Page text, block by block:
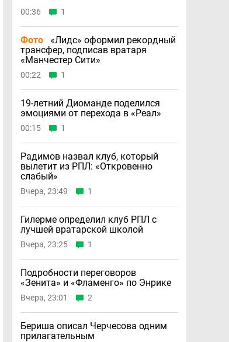
00:36 1
Фото
«Лидс» оформил рекордный
трансфер, подписав вратаря
«Манчестер Сити»
00:22 1
19-летний Диоманде поделился
эмоциями от перехода в «Реал»
00:15 1
Радимов назвал клуб, который
вылетит из РПЛ: «Откровенно
слабый»
Вчера, 23:49 1
Гилерме определил клуб РПЛ с
лучшей вратарской школой
Вчера, 23:25 1
Подробности переговоров
«Зенита» и «Фламенго» по Энрике
Вчера, 23:01 2
Бериша описал Черчесова одним
прилагательным